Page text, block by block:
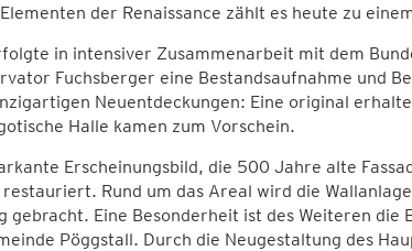
der Renaissance zählt es heute zu
in intensiver Zusammenarbeit mit dem
Fuchsberger eine Bestandsaufnahme und
Neuentdeckungen: Eine original
Halle kamen zum Vorschein.
Erscheinungsbild, die 500 Jahre alte
Rund um das Areal wird die
gebracht. Eine Besonderheit ist des Weiteren
Pöggstall. Durch die Neugestaltung des